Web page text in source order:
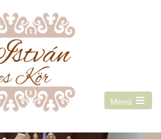
Menü